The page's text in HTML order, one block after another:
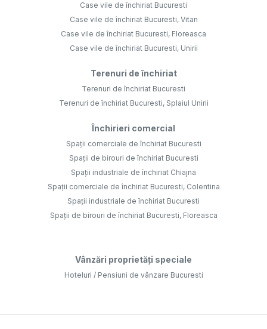
Case vile de închiriat Bucuresti
Case vile de închiriat Bucuresti, Vitan
Case vile de închiriat Bucuresti, Floreasca
Case vile de închiriat Bucuresti, Unirii
Terenuri de închiriat
Terenuri de închiriat Bucuresti
Terenuri de închiriat Bucuresti, Splaiul Unirii
Închirieri comercial
Spații comerciale de închiriat Bucuresti
Spații de birouri de închiriat Bucuresti
Spații industriale de închiriat Chiajna
Spații comerciale de închiriat Bucuresti, Colentina
Spații industriale de închiriat Bucuresti
Spații de birouri de închiriat Bucuresti, Floreasca
Vânzări proprietăți speciale
Hoteluri / Pensiuni de vânzare Bucuresti